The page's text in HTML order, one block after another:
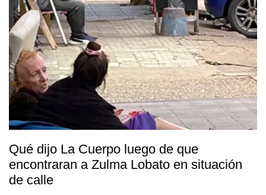
Qué dijo La Cuerpo luego de que
encontraran a Zulma Lobato en situación
de calle